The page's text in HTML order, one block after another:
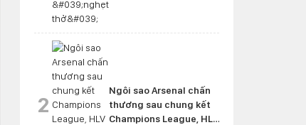
2
Ngôi sao Arsenal chấn
thương sau chung kết
Champions League, HLV